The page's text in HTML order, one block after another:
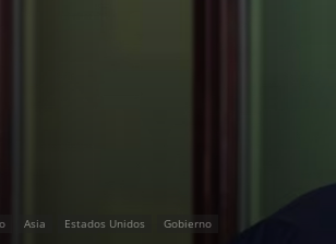
Asia Estados Unidos Gobierno